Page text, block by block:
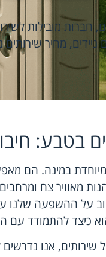
, חברות מובילות
, מחיר שירותים
בטבע:
במינה. הם
מאוויר צח
על ההשפעה שלנו
כיצד להתמודד עם
שירותים, אנו